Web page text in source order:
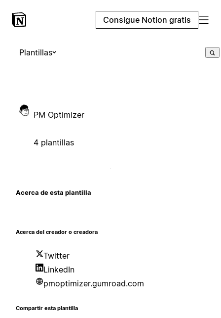
Consigue Notion gratis
Plantillas
PM Optimizer
4 plantillas
Acerca de esta plantilla
Acerca del creador o creadora
Twitter
LinkedIn
pmoptimizer.gumroad.com
Compartir esta plantilla